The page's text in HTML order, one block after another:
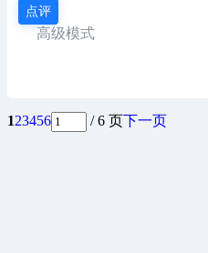
点评
高级模式
123456 / 6 页下一页